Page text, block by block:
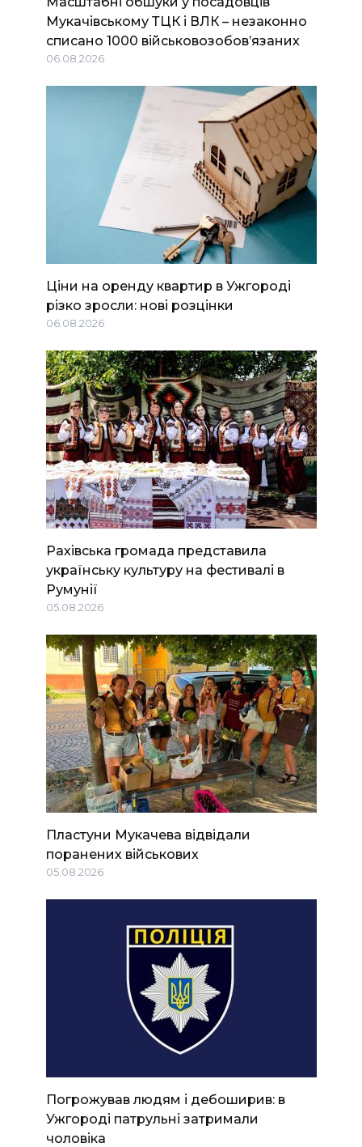
Мукачівському ТЦК і ВЛК – незаконно
списано 1000 військовозобов’язаних
06.08.2026
Ціни на оренду квартир в Ужгороді
різко зросли: нові розцінки
06.08.2026
Рахівська громада представила
українську культуру на фестивалі в
Румунії
05.08.2026
Пластуни Мукачева відвідали
поранених військових
05.08.2026
Погрожував людям і дебоширив: в
Ужгороді патрульні затримали
чоловіка